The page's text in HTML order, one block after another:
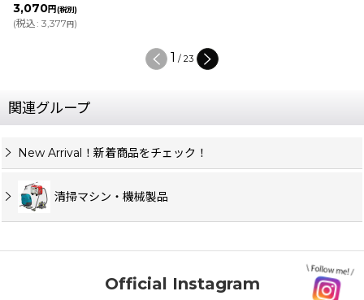
3,070円(税別)
税込: 3,377円)
2 /23
関連グループ
New Arrival！新着商品をチェック！
清掃マシン・機械製品
Official Instagram